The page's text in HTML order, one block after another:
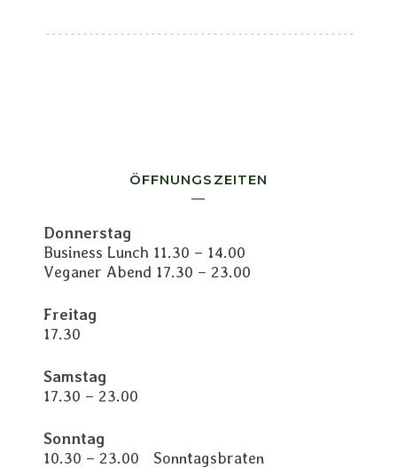
ÖFFNUNGSZEITEN
Donnerstag
Business Lunch 11.30 – 14.00
Veganer Abend 17.30 – 23.00
Freitag
17.30
Samstag
17.30 – 23.00
Sonntag
10.30 – 23.00 Sonntagsbraten